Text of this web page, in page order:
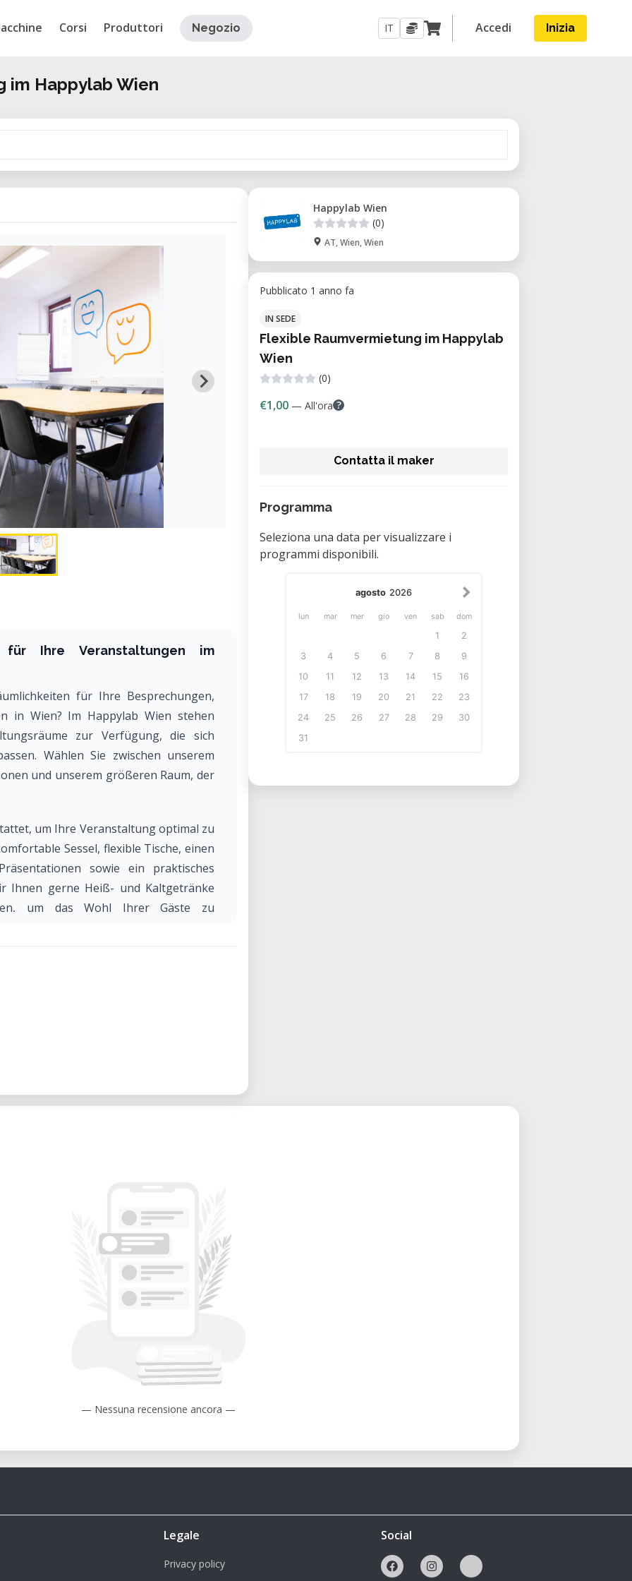
Corsi Produttori Negozio IT Accedi Inizia
im Happylab Wien
für Ihre Veranstaltungen im
für Ihre Besprechungen,
in Wien? Im Happylab Wien stehen
zur Verfügung, die sich
Wählen Sie zwischen unserem
und unserem größeren Raum, der
um Ihre Veranstaltung optimal zu
Sessel, flexible Tische, einen
sowie ein praktisches
Ihnen gerne Heiß- und Kaltgetränke
um das Wohl Ihrer Gäste zu
einem 75'' Flat Screen, Flipchart,
professionellem Audio- &
(Maker Basic, EG):
oder € 200 für den ganzen Tag (09:00
oder € 400 für den ganzen Tag (09:00
bis Freitag (außer an Feiertagen)
die technische Betreuung inklusive.
Gebühr von € 80 pro Stunde für die
für Ihre erfolgreiche
Kontaktieren Sie uns für eine Anfrage
Happylab Wien
(0)
AT, Wien, Wien
Pubblicato 1 anno fa
IN SEDE
Flexible Raumvermietung im Happylab
Wien
(0)
€1,00 — All'ora ?
Contatta il maker
Programma
Seleziona una data per visualizzare i
programmi disponibili.
agosto 2026
lun mar mer gio ven sab dom
1
2
3
4 5 6 7 8
9
10
11 12 13 14 15
16
17
18 19 20 21 22
23
24
25 26 27 28 29
30
31
— Nessuna recensione ancora —
Legale
Privacy policy
Social